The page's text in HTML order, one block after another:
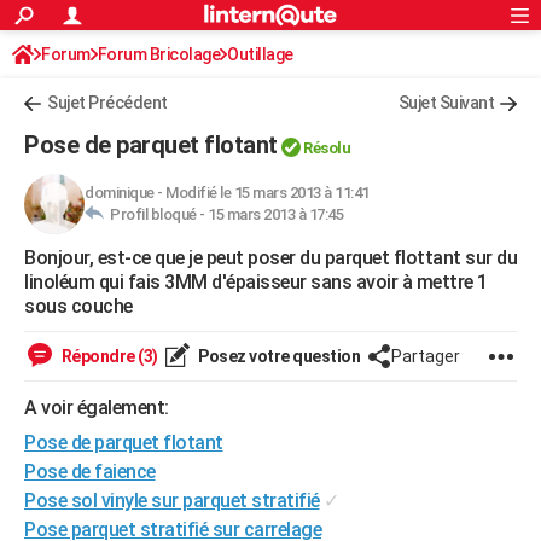
ACTUALITÉS
Politique
Société
Faits Divers
Education
Monde
Villes
+
FINANCE
Retraite
Impôts
Epargne
Immobilier
Risques naturels par ville
Banque
Assurance
Crédit
AUTO
Essais
Réserver un essai
Citadines
Berlines
SUV
Forum auto
+HIGH-TECH
Mobiles
Meilleur smartphone
Internet
Ordinateurs
Jeux vidéo
Guide high-tech
+
Forum
Aménagement intérieur
Extérieur
Cuisine
Salle de bains
Jardinage
Rangement
WEEK-END
Guides de France
Escapades
Patrimoine
Expositions
Musées
Week-end nature
+LIFESTYLE
Art de vivre
Bien-être
Loisirs
Mode
Modes de vie
SANTE
Alimentation
Guide de la santé
Maladies
Médicaments
Sommeil
VOYAGE
S'inscrire
Connexion
Forum Forum Bricolage Outillage
Sujet Précédent Sujet Suivant
Pose de parquet flotant Résolu
dominique- Modifié le 15 mars 2013 à 11:41
Profil bloqué - 15 mars 2013 à 17:45
Bonjour, est-ce que je peut poser du parquet flottant sur du
linoléum qui fais 3MM d'épaisseur sans avoir à mettre 1
sous couche
Répondre (3) Posez votre question Partager
A voir également:
Pose de parquet flotant
Pose de faience
Pose sol vinyle sur parquet stratifié ✓
Pose parquet stratifié sur carrelage